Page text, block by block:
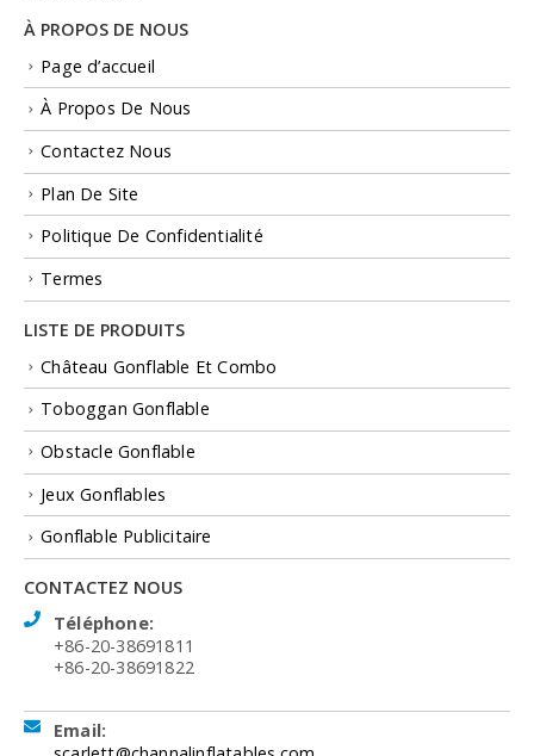
À PROPOS DE NOUS
Page d’accueil
À Propos De Nous
Contactez Nous
Plan De Site
Politique De Confidentialité
Termes
LISTE DE PRODUITS
Château Gonflable Et Combo
Toboggan Gonflable
Obstacle Gonflable
Jeux Gonflables
Gonflable Publicitaire
CONTACTEZ NOUS
Téléphone:
+86-20-38691811
+86-20-38691822
Email: